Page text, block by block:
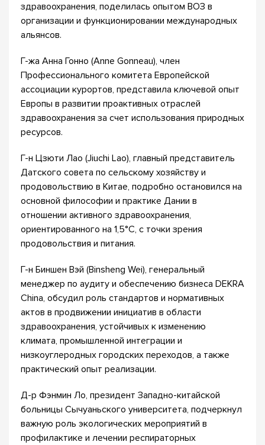
здравоохранения, поделилась опытом ВОЗ в
организации и функционировании международных
альянсов.
Г-жа Анна Гонно (Anne Gonneau), член
Профессионального комитета Европейской
ассоциации курортов, представила ключевой опыт
Европы в развитии проактивных отраслей
здравоохранения за счет использования природных
ресурсов.
Г-н Цзюти Лао (Jiuchi Lao), главный представитель
Датского совета по сельскому хозяйству и
продовольствию в Китае, подробно остановился на
основной философии и практике Дании в
отношении активного здравоохранения,
ориентированного на 1,5°C, с точки зрения
продовольствия и питания.
Г-н Биншен Вэй (Binsheng Wei), генеральный
менеджер по аудиту и обеспечению бизнеса DEKRA
China, обсудил роль стандартов и нормативных
актов в продвижении инициатив в области
здравоохранения, устойчивых к изменению
климата, промышленной интеграции и
низкоуглеродных городских переходов, а также
практический опыт реализации.
Д-р Фэнмин Ло, президент Западно-китайской
больницы Сычуаньского университета, подчеркнул
важную роль экологических мероприятий в
профилактике и лечении респираторных